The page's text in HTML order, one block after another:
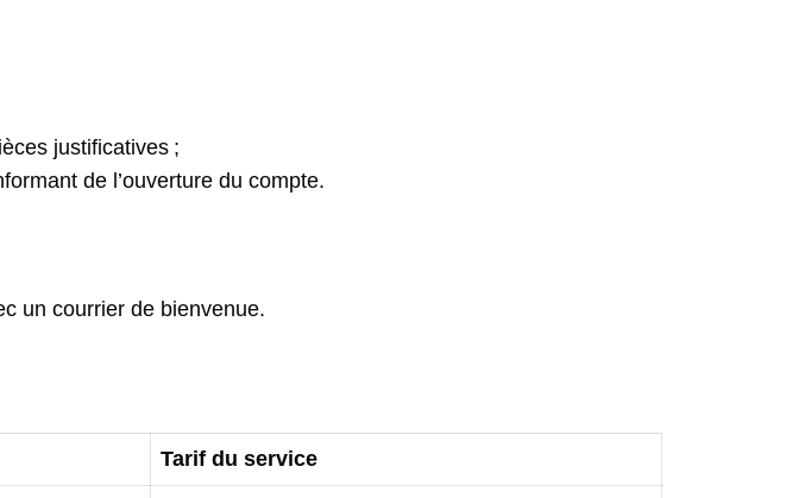
justificatives ;
de l’ouverture du compte.
un courrier de bienvenue.
Tarif du service